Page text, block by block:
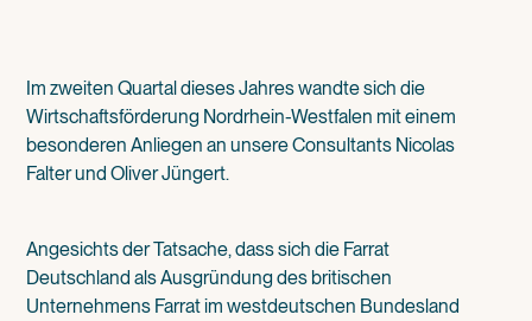
Im zweiten Quartal dieses Jahres wandte sich die
Wirtschaftsförderung Nordrhein-Westfalen mit einem
besonderen Anliegen an unsere Consultants Nicolas
Falter und Oliver Jüngert.
Angesichts der Tatsache, dass sich die Farrat
Deutschland als Ausgründung des britischen
Unternehmens Farrat im westdeutschen Bundesland